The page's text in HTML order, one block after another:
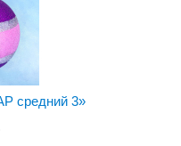
средний 3»